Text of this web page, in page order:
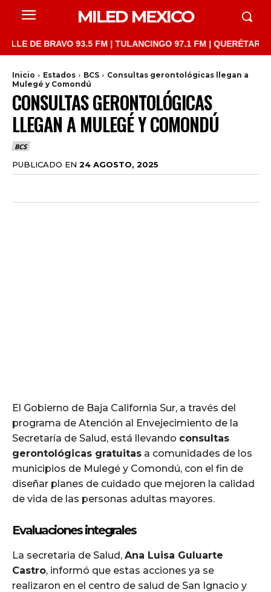
MILED MEXICO
BRAVO 93.5 FM | TULANCINGO 97.1 FM | QUERÉTARO
Inicio Estados BCS
Consultas gerontológicas llegan a
Mulegé y Comondú
CONSULTAS GERONTOLÓGICAS
LLEGAN A MULEGÉ Y COMONDÚ
BCS
PUBLICADO EN 24 AGOSTO, 2025
El Gobierno de Baja California Sur, a través del
programa de Atención al Envejecimiento de la
Secretaría de Salud, está llevando consultas
gerontológicas gratuitas a comunidades de los
municipios de Mulegé y Comondú, con el fin de
diseñar planes de cuidado que mejoren la calidad
de vida de las personas adultas mayores.
Evaluaciones integrales
La secretaria de Salud, Ana Luisa Guluarte
Castro, informó que estas acciones ya se
realizaron en el centro de salud de San Ignacio y